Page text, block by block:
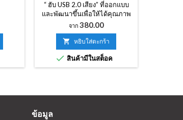
“ ฮับ USB 2.0 เสียง” ที่ออกแบบ
และพัฒนาขึ้นเพื่อให้ได้คุณภาพ
สูงสำหรับอุปกรณ์เสียง USB ที่ใช้
เทคโนโลยีที่ใช้ในผลิตภัณฑ์ของ
tX-USB และ tX-USBexp ซึ่งให้
คุณภาพเสียงที่ยอดเยี่ยมไม่มีที่
เปรียบและเทียบไม่ได้กับฮับ USB
ทั่วไปอื่น ๆ (โปรดทราบว่านี่คือ
จาก ราคา
380.00
 หยิบใส่ตะกร้า
 สินค้ามีในสต็อค
ข้อมูล